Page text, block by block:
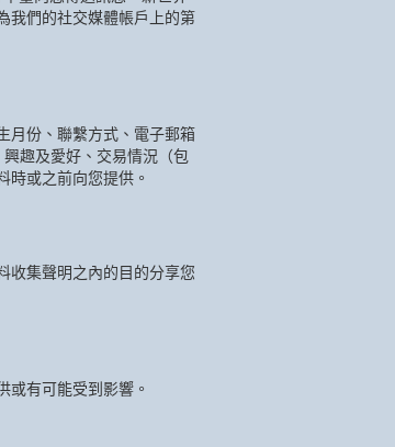
我們的社交媒體帳戶上的第
月份、聯繫方式、電子郵箱
趣及愛好、交易情況（包
時或之前向您提供。
收集聲明之內的目的分享您
或有可能受到影響。